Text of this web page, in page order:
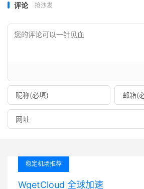
评论 抢沙发
稳定机场推荐
WgetCloud 全球加速